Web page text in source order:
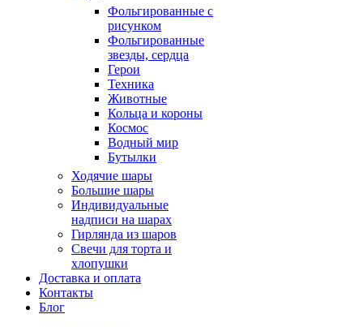
Фольгированные с
рисунком
Фольгированные
звезды, сердца
Герои
Техника
Животные
Кольца и короны
Космос
Водный мир
Бутылки
Ходячие шары
Большие шары
Индивидуальные
надписи на шарах
Гирлянда из шаров
Свечи для торта и
хлопушки
Доставка и оплата
Контакты
Блог